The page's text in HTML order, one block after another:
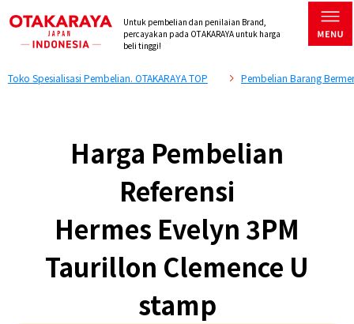
Untuk pembelian dan penilaian Brand,
percayakan pada OTAKARAYA untuk harga
beli tinggi!
Toko Spesialisasi Pembelian. OTAKARAYA TOP Pembelian Barang
Harga Pembelian
Referensi
Hermes Evelyn 3PM
Taurillon Clemence U
stamp